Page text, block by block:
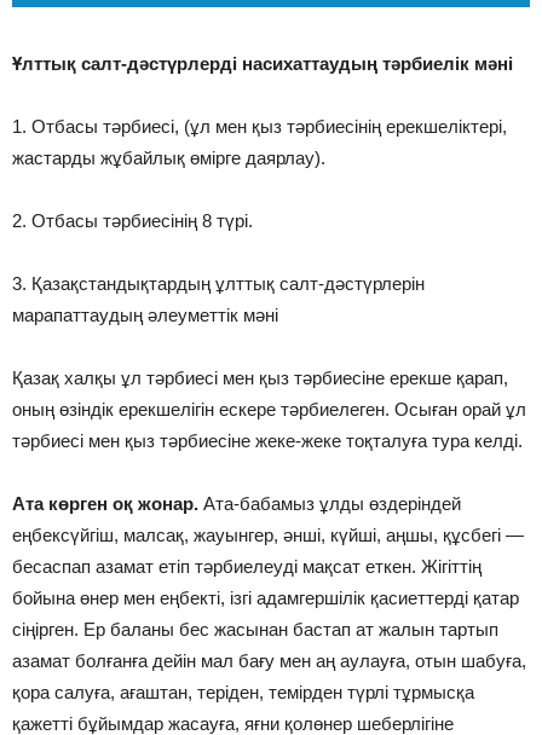
Ұлттық салт-дәстүрлерді насихаттаудың тәрбиелік мәні
1. Отбасы тәрбиесi, (ұл мен қыз тәрбиесiнiң ерекшелiктерi,
жастарды жұбайлық өмiрге даярлау).
2. Отбасы тәрбиесiнiң 8 түрi.
3. Қазақстандықтардың ұлттық салт-дәстүрлерiн
марапаттаудың әлеуметтiк мәнi
Қазақ халқы ұл тәрбиесi мен қыз тәрбиесiне ерекше қарап,
оның өзiндiк ерекшелiгiн ескере тәрбиелеген. Осыған орай ұл
тәрбиесi мен қыз тәрбиесiне жеке-жеке тоқталуға тура келдi.
Ата көрген оқ жонар. Ата-бабамыз ұлды өздерiндей
еңбексүйгiш, малсақ, жауынгер, әншi, күйшi, аңшы, құсбегi —
бесаспап азамат етiп тәрбиелеудi мақсат еткен. Жiгiттiң
бойына өнер мен еңбектi, iзгi адамгершiлiк қасиеттердi қатар
сiңiрген. Ер баланы бес жасынан бастап ат жалын тартып
азамат болғанға дейiн мал бағу мен аң аулауға, отын шабуға,
қора салуға, ағаштан, терiден, темiрден түрлi тұрмысқа
қажеттi бұйымдар жасауға, яғни қолөнер шеберлiгiне